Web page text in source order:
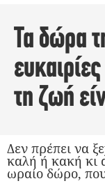
Τα δώρα
τη ζωή
Δεν πρέπει να
καλή ή κακή κι
ωραίο δώρο,